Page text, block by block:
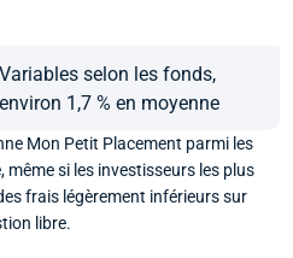
Variables selon les fonds,
environ 1,7 % en moyenne
Mon Petit Placement parmi les
si les investisseurs les plus
frais légèrement inférieurs sur
libre.